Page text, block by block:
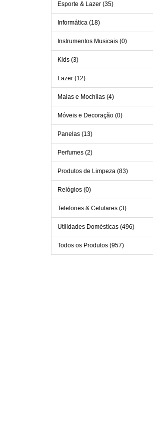
Esporte & Lazer (35)
Informática (18)
Instrumentos Musicais (0)
Kids (3)
Lazer (12)
Malas e Mochilas (4)
Móveis e Decoração (0)
Panelas (13)
Perfumes (2)
Produtos de Limpeza (83)
Relógios (0)
Telefones & Celulares (3)
Utilidades Domésticas (496)
Todos os Produtos (957)